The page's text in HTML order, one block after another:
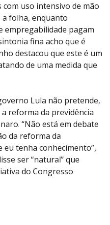
com uso intensivo de mão
folha, enquanto
empregabilidade pagam
fina acho que é
destacou que este é um
de uma medida que
Lula não pretende,
reforma da previdência
“Não está em debate
da reforma da
eu tenha conhecimento”,
ser “natural” que
do Congresso